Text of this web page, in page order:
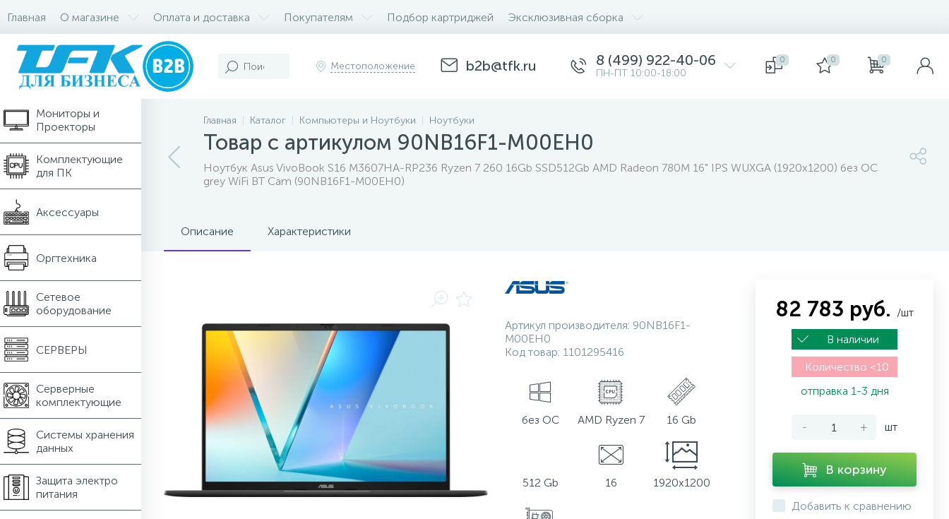
Главная О магазине Оплата и доставка Покупателям Подбор картриджей Эксклюзивная сборка
Местоположение b2b@tfk.ru 8 (499) 922-40-06
ПН-ПТ 10:00-18:00
0 0 0
Компьютеры и
Ноутбуки
Мониторы и
Проекторы
Комплектующие
для ПК
Аксессуары
Оргтехника
Сетевое
оборудование
СЕРВЕРЫ
Серверные
комплектующие
Системы хранения
данных
Защита электро
питания
Главная Каталог Компьютеры и Ноутбуки Ноутбуки
Товар с артикулом 90NB16F1-M00EH0
Ноутбук Asus VivoBook S16 M3607HA-RP236 Ryzen 7 260 16Gb SSD512Gb AMD Radeon 780M 16" IPS WUXGA (1920x1200) без ОС
grey WiFi BT Cam (90NB16F1-M00EH0)
Описание Характеристики
Артикул производителя: 90NB16F1-
M00EH0
Код товар: 1101295416
без ОС AMD Ryzen 7 16 Gb
512 Gb 16 1920x1200
82 783 руб. /шт
В наличии
Количество <10
отправка 1-3 дня
- + шт
В корзину
Добавить к сравнению